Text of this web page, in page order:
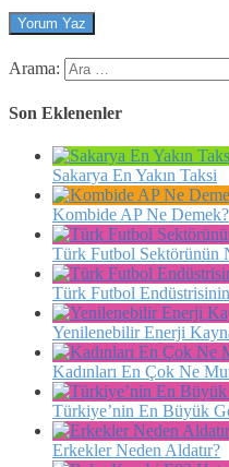
Arama:
Son Eklenenler
Sakarya En Yakın Taksi
Kombide AP Ne Demek?
Türk Futbol Sektörünün
Türk Futbol
Yenilenebilir Enerji
Kadınları En Çok Ne
Türkiye’nin En Büyük
Erkekler Neden Aldatır?